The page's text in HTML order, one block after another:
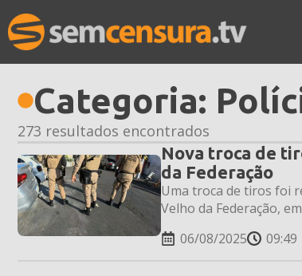
Categoria:
273 resultados encontrados
Nova troca de
da Federação
Uma troca de tiros foi
Velho da Federação,
06/08/2025
09:49